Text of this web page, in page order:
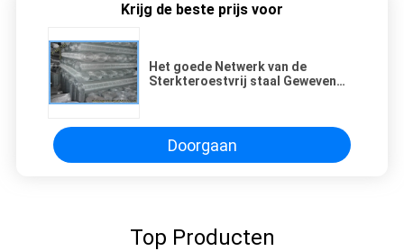
Krijg de beste prijs voor
Het goede Netwerk van de
Sterkteroestvrij staal Geweven
Doorgaan
Top Producten